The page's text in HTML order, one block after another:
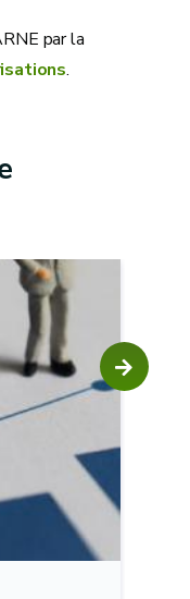
par la
.